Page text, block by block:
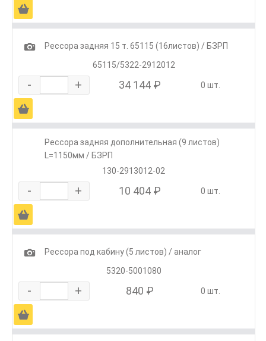
Ä
1
Рессора задняя 15 т. 65115 (16листов) / БЗРП
65115/5322-2912012
- + 34 144 ₽ 0 шт.
Ä
Рессора задняя дополнительная (9 листов)
L=1150мм / БЗРП
130-2913012-02
- + 10 404 ₽ 0 шт.
Ä
1
Рессора под кабину (5 листов) / аналог
5320-5001080
- + 840 ₽ 0 шт.
Ä